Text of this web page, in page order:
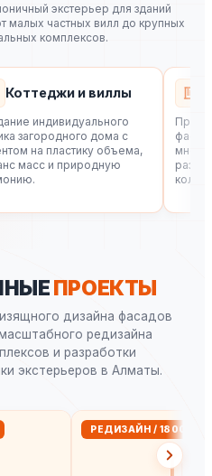
экстерьер для зданий
частных вилл до крупных
комплексов.
и виллы
индивидуального
дома с
на пластику объема,
и природную
ПРОЕКТЫ
дизайна фасадов
редизайна
и разработки
экстерьеров в Алматы.
РЕДИЗАЙН / 1800 М²